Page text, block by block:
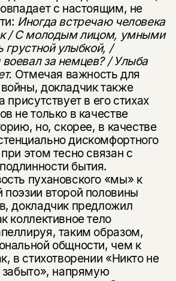
с настоящим, не
Иногда встречаю человека
/ С молодым лицом, умными
грустной улыбкой, /
за немцев? / Улыба­
Отмечая важность для
докладчик также
присутствует в его стихах
не только в качестве
но, скорее, в качестве
дискомфортного
этом тесно связан с
бытия.
пухановского «мы» к
второй половины
докладчик предложил
кол­лективное тело
таким образом,
общности, чем к
в стихотворении «Никто не
забыто», напрямую